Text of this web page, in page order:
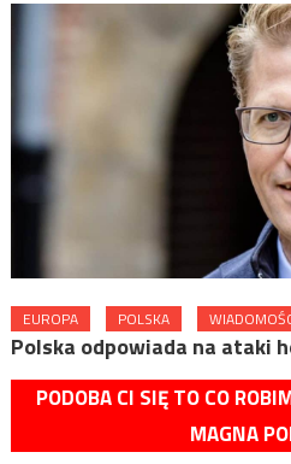
EUROPA POLSKA
Polska odpowiada na ataki
PODOBA CI SIĘ TO CO
MAGNA